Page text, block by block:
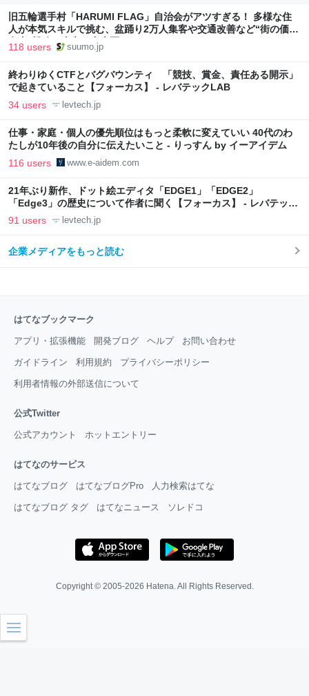
旧五輪選手村「HARUMI FLAG」自治会がアツすぎる！ 多様な住
人が本気スキルで挑む、盆踊り2万人集客や交通改善など“街の価値
向上”戦略 東京・中央区
118 users suumo.jp
終わりゆくCTFとバグバウンティ 「競技、賞金、責任ある開示」
で起きていること【フォーカス】 - レバテックLAB
34 users levtech.jp
仕事・家庭・個人の優先順位はもっと柔軟に変えていい 40代のわ
たしが10年後の自分に伝えたいこと - りっすん by イーアイデム
116 users www.e-aidem.com
21年ぶり新作、ドット絵エディタ「EDGE1」「EDGE2」
「Edge3」の歴史について作者に聞く【フォーカス】 - レバテック
LAB
91 users levtech.jp
企業メディアをもっと読む
はてなブックマーク
アプリ・拡張機能 開発ブログ ヘルプ お問い合わせ
ガイドライン 利用規約 プライバシーポリシー
利用者情報の外部送信について
公式Twitter
公式アカウント ホットエントリー
はてなのサービス
はてなブログ はてなブログPro 人力検索はてな
はてなブログ タグ はてなニュース ソレドコ
Copyright © 2005-2026 Hatena. All Rights Reserved.